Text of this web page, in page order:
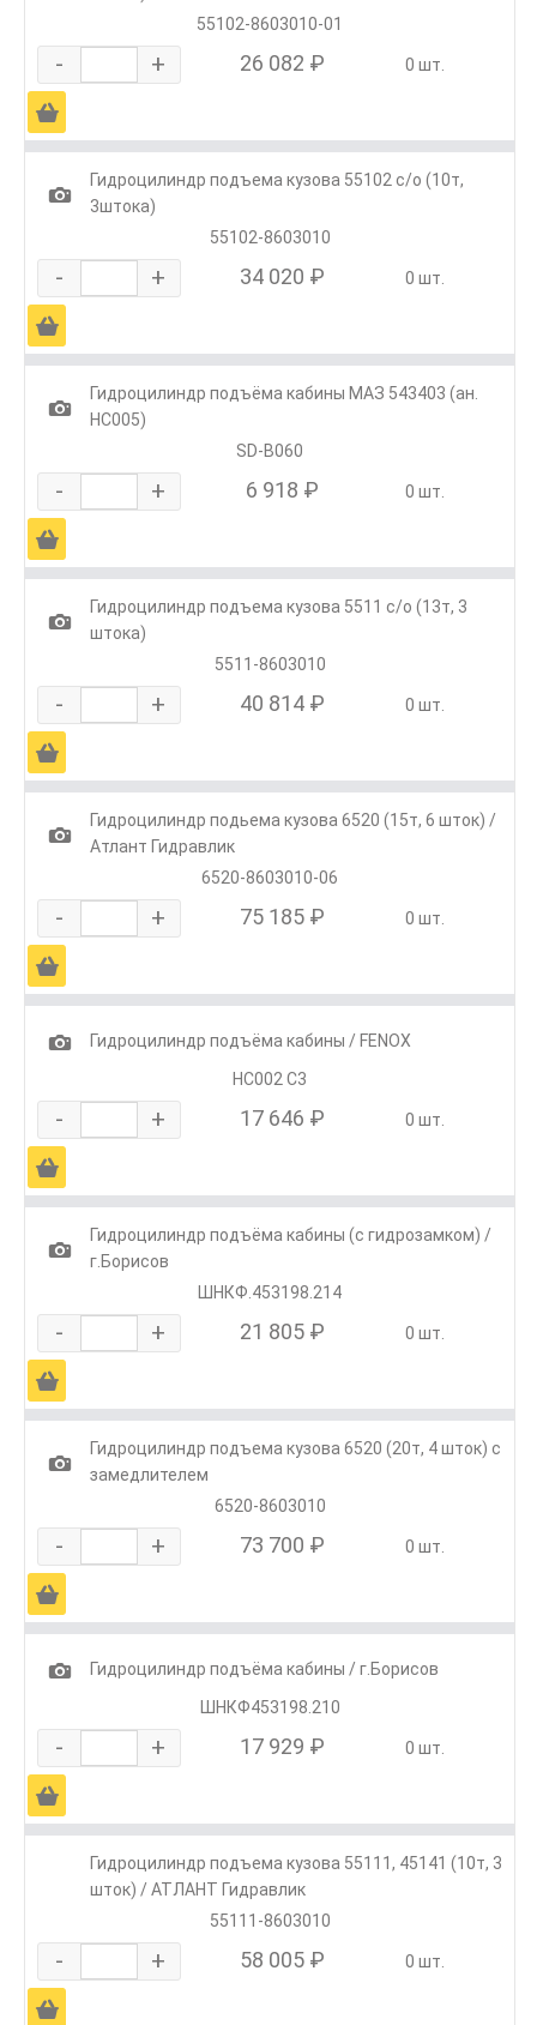
55102-8603010-01
- + 26 082 ₽ 0 шт.
Ä
1
Гидроцилиндр подъема кузова 55102 с/о (10т,
3штока)
55102-8603010
- + 34 020 ₽ 0 шт.
Ä
1
Гидроцилиндр подъёма кабины МАЗ 543403 (ан.
HC005)
SD-B060
- + 6 918 ₽ 0 шт.
Ä
1
Гидроцилиндр подъема кузова 5511 с/о (13т, 3
штока)
5511-8603010
- + 40 814 ₽ 0 шт.
Ä
1
Гидроцилиндр подьема кузова 6520 (15т, 6 шток) /
Атлант Гидравлик
6520-8603010-06
- + 75 185 ₽ 0 шт.
Ä
1
Гидроцилиндр подъёма кабины / FENOX
HC002 C3
- + 17 646 ₽ 0 шт.
Ä
1
Гидроцилиндр подъёма кабины (с гидрозамком) /
г.Борисов
ШНКФ.453198.214
- + 21 805 ₽ 0 шт.
Ä
1
Гидроцилиндр подъема кузова 6520 (20т, 4 шток) с
замедлителем
6520-8603010
- + 73 700 ₽ 0 шт.
Ä
1
Гидроцилиндр подъёма кабины / г.Борисов
ШНКФ453198.210
- + 17 929 ₽ 0 шт.
Ä
Гидроцилиндр подъема кузова 55111, 45141 (10т, 3
шток) / АТЛАНТ Гидравлик
55111-8603010
- + 58 005 ₽ 0 шт.
Ä